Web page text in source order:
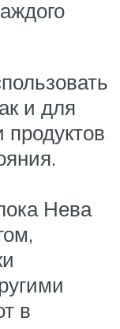
и для
Нева
в